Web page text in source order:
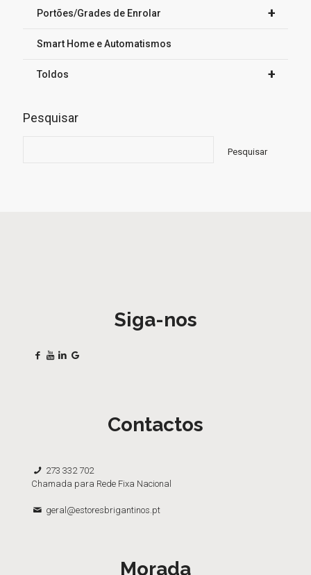
+
Portões/Grades de Enrolar
Smart Home e Automatismos
+
Toldos
Pesquisar
Pesquisar
Siga-nos
Contactos
273 332 702
Chamada para Rede Fixa Nacional
geral@estoresbrigantinos.pt
Morada